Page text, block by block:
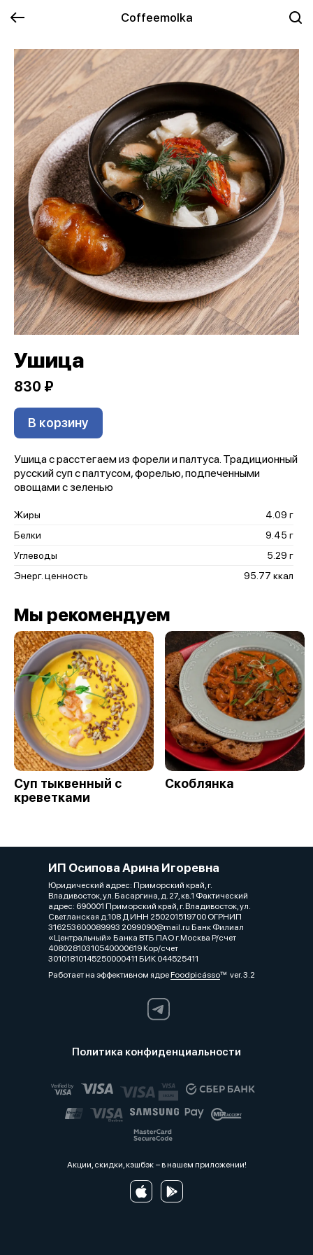
Coffeemolka
Ушица
830 ₽
В корзину
Ушица c расстегаем из форели и палтуса. Традиционный
русский суп с палтусом, форелью, подпеченными
овощами с зеленью
Жиры
4.09 г
Белки
9.45 г
Углеводы
5.29 г
Энерг. ценность
95.77 ккал
Мы рекомендуем
Суп тыквенный с
креветками
Скоблянка
ИП Осипова Арина Игоревна
Юридический адрес: Приморский край, г.
Владивосток, ул. Басаргина, д. 27, кв.1 Фактический
адрес: 690001 Приморский край, г. Владивосток, ул.
Светланская д.108 Д ИНН 250201519700 ОГРНИП
316253600089993 2099090@mail.ru Банк Филиал
«Центральный» Банка ВТБ ПАО г.Москва Р/счет
40802810310540000619 Кор/счет
30101810145250000411 БИК 044525411
Работает на эффективном ядреFoodpicássover. 3.2
Политика конфиденциальности
Акции, скидки, кэшбэк − в нашем приложении!